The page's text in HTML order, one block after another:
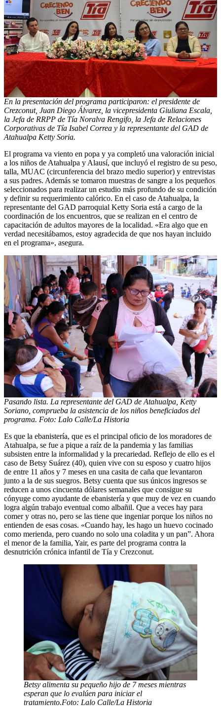
En la presentación del programa participaron: el presidente de
Crezconut, Juan Diego Álvarez, la vicepresidenta Giuliana Escala,
la Jefa de RRPP de Tía Noralva Rengifo, la Jefa de Relaciones
Corporativas de Tía Isabel Correa y la representante del GAD de
Atahualpa Ketty Soria.
El programa va viento en popa y ya completó una valoración inicial
a los niños de Atahualpa y Alausí, que incluyó el registro de su peso,
talla, MUAC (circunferencia del brazo medio superior) y entrevistas
a sus padres. Además se tomaron muestras de sangre a los pequeños
seleccionados para realizar un estudio más profundo de su condición
y definir su requerimiento calórico. En el caso de Atahualpa, la
representante del GAD parroquial Ketty Soria está a cargo de la
coordinación de los encuentros, que se realizan en el centro de
capacitación de adultos mayores de la localidad. «Era algo que en
verdad necesitábamos, estoy agradecida de que nos hayan incluido
en el programa», asegura.
Pasando lista. La representante del GAD de Atahualpa, Ketty
Soriano, comprueba la asistencia de los niños beneficiados del
programa. Foto: Lalo Calle/La Historia
Es que la ebanistería, que es el principal oficio de los moradores de
Atahualpa, se fue a pique a raíz de la pandemia y las familias
subsisten entre la informalidad y la precariedad. Reflejo de ello es el
caso de Betsy Suárez (40), quien vive con su esposo y cuatro hijos
de entre 11 años y 7 meses en una casita de caña que levantaron
junto a la de sus suegros. Betsy cuenta que sus únicos ingresos se
reducen a unos cincuenta dólares semanales que consigue su
cónyuge como ayudante de ebanistería y que muy de vez en cuando
logra algún trabajo eventual como albañil. Que a veces hay para
comer y otras no, pero se las tiene que ingeniar porque los niños no
entienden de esas cosas. «Cuando hay, les hago un huevo cocinado
como merienda, pero cuando no solo una coladita y un pan”. Ahora
el menor de la familia, Yair, es parte del programa contra la
desnutrición crónica infantil de Tía y Crezconut.
Betsy alimenta su pequeño hijo de 7 meses mientras
esperan que lo evalúen para iniciar el
tratamiento.Foto: Lalo Calle/La Historia